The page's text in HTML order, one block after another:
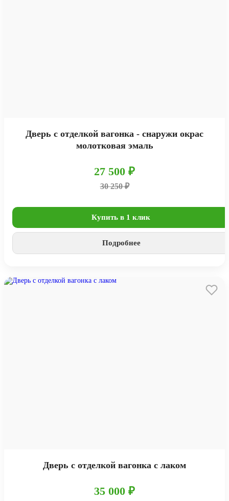
Дверь с отделкой вагонка - снаружи окрас
молотковая эмаль
27 500 ₽
30 250 ₽
Купить в 1 клик
Подробнее
Дверь с отделкой вагонка с лаком
35 000 ₽